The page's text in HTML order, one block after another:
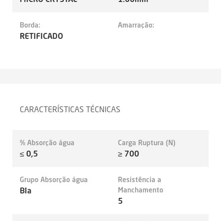
Borda:
RETIFICADO
Amarração:
CARACTERÍSTICAS TÉCNICAS
% Absorção água
≤ 0,5
Carga Ruptura (N)
≥ 700
Grupo Absorção água
BIa
Resistência a
Manchamento
5